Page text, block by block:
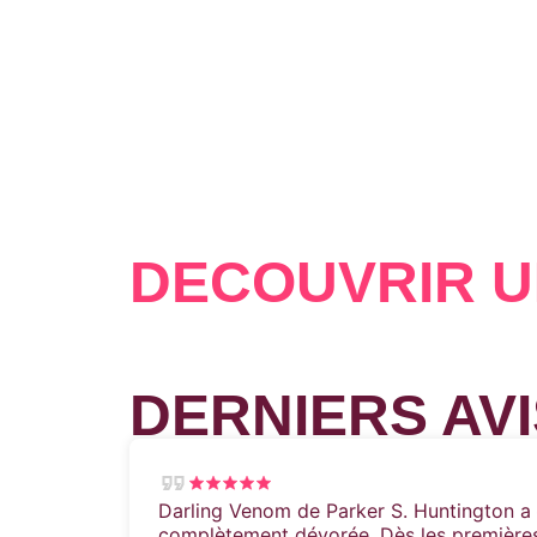
DÉCOUVRIR
DERNIERS
Darling Venom de Parker S. Huntington